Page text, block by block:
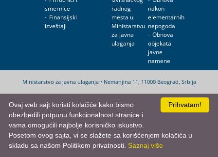
smernice
Finansijski
izveštaji
radnog
mesta u
Ministarstvu
za javna
ulaganja
nakon
elementarnih
nepogoda
Obnova
objekata
javne
namene
Ministarstvo za javna ulaganja • Nemanjina 11, 11000 Beograd, Srbija
Prihvatam!
Ovaj web sajt koristi kolačiće kako bismo
obezbedili potpunu funkcionalnost stranice i
vama omogućili najbolje korisničko iskustvo.
Posetom ovog sajta, vi se slažete sa korišćenjem kolačića u
skladu sa našom Politikom privatnosti. Saznaj više